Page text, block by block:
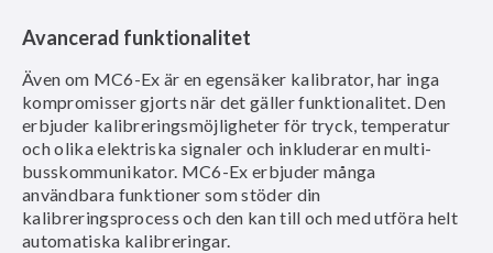
Avancerad funktionalitet
Även om MC6-Ex är en egensäker kalibrator, har inga
kompromisser gjorts när det gäller funktionalitet. Den
erbjuder kalibreringsmöjligheter för tryck, temperatur
och olika elektriska signaler och inkluderar en multi-
busskommunikator. MC6-Ex erbjuder många
användbara funktioner som stöder din
kalibreringsprocess och den kan till och med utföra helt
automatiska kalibreringar.